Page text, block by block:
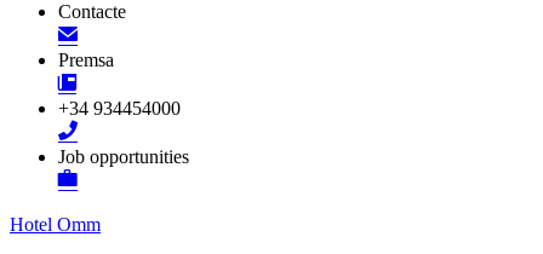
Contacte
Premsa
+34 934454000
Job opportunities
Hotel Omm